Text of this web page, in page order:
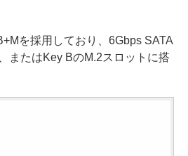
を採用しており、6Gbps SATA
またはKey BのM.2スロットに搭